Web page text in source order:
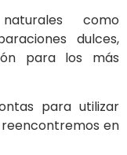
como
dulces,
para los más
para utilizar
en